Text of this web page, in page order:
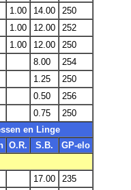
1.00 14.00
250
1.00 12.00
252
1.00 12.00
250
8.00
254
1.25
250
0.50
256
0.75
250
en Linge
O.R. S.B.
GP-elo
17.00
235